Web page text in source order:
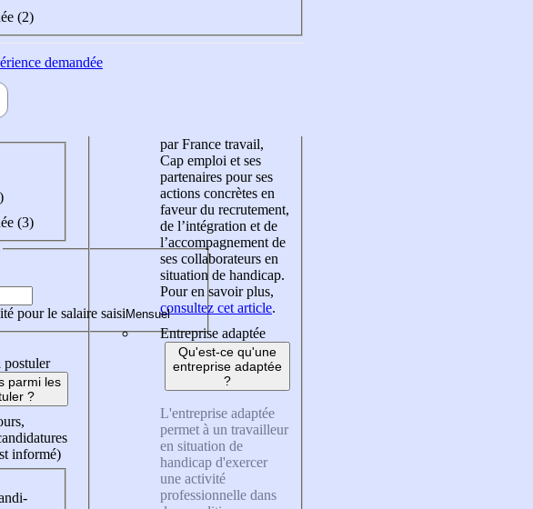
(2)
demandée
(3)
pour le salaire saisi
postuler
parmi les
?
informé)
par France travail,
Cap emploi et ses
partenaires pour ses
actions concrètes en
faveur du recrutement,
de l’intégration et de
l’accompagnement de
ses collaborateurs en
situation de handicap.
Pour en savoir plus,
consultez cet article.
Entreprise adaptée
Qu'est-ce qu'une
entreprise adaptée
?
L'entreprise adaptée
permet à un travailleur
en situation de
handicap d'exercer
une activité
professionnelle dans